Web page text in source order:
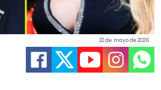
22 de mayo de 2026